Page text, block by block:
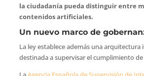
la ciudadanía pueda distinguir entre
contenidos artificiales.
Un nuevo marco de
La ley establece además una arquitectura
destinada a supervisar el cumplimiento